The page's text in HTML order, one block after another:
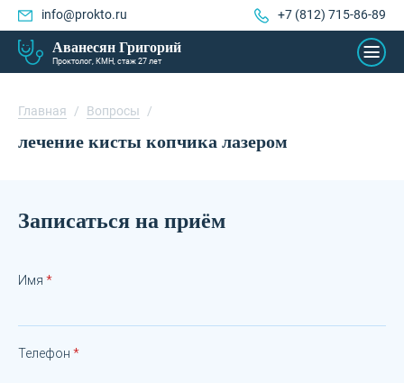
info@prokto.ru +7 (812) 715-86-89
Аванесян Григорий
Проктолог, КМН, стаж 27 лет
Главная / Вопросы /
лечение кисты копчика лазером
Записаться на приём
Имя
Телефон